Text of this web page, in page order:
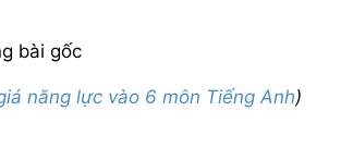
bài gốc
năng lực vào 6 môn Tiếng Anh)